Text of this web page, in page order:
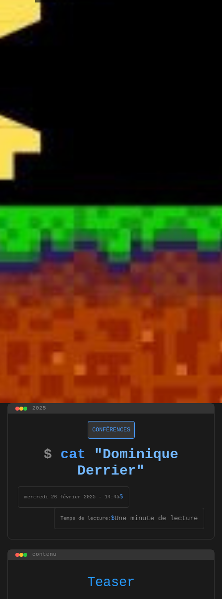
2025
CONFÉRENCES
$ cat
"Dominique
Derrier"
mercredi 26 février 2025 - 14:45$
Temps de lecture:$Une minute de lecture
contenu
Teaser